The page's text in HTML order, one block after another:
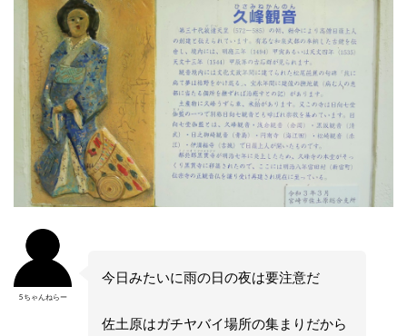
5ちゃんねらー
今日みたいに雨の日の夜は要注意だ
佐土原はガチヤバイ場所の集まりだから